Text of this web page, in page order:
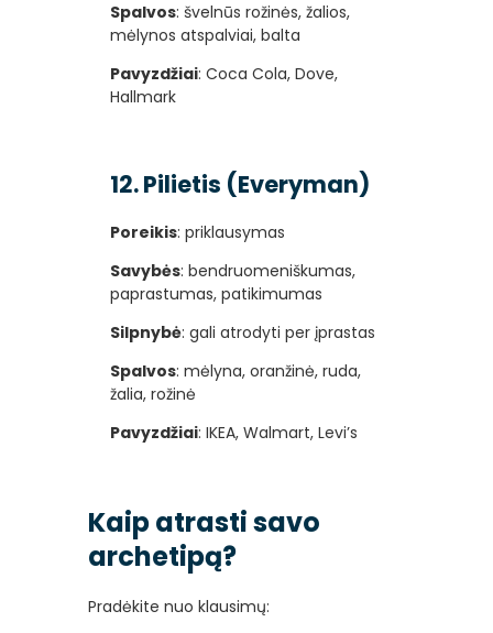
Spalvos: švelnūs rožinės, žalios,
mėlynos atspalviai, balta
Pavyzdžiai: Coca Cola, Dove,
Hallmark
12. Pilietis (Everyman)
Poreikis: priklausymas
Savybės: bendruomeniškumas,
paprastumas, patikimumas
Silpnybė: gali atrodyti per įprastas
Spalvos: mėlyna, oranžinė, ruda,
žalia, rožinė
Pavyzdžiai: IKEA, Walmart, Levi’s
Kaip atrasti savo
archetipą?
Pradėkite nuo klausimų: